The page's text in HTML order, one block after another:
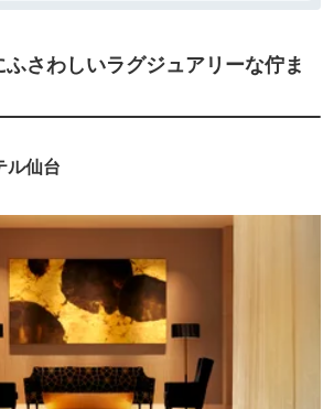
37,713円〜 20,200円〜
旅館
icotto 楽天トラベル
ふさわしいラグジュアリーな佇ま
ル仙台